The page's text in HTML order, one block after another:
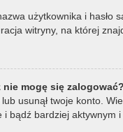
użytkownika i hasło
witryny, na której
nie mogę się
usunął twoje konto.
bądź bardziej aktywnym